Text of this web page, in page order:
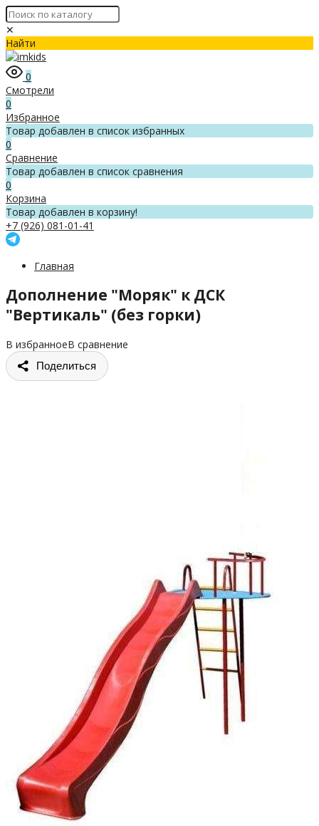
✕
Найти
0
Смотрели
0
Избранное
Товар добавлен в список избранных
0
Сравнение
Товар добавлен в список сравнения
0
Корзина
Товар добавлен в корзину!
+7 (926) 081-01-41
Главная
Дополнение "Моряк" к ДСК
"Вертикаль" (без горки)
В избранноеВ сравнение
Поделиться